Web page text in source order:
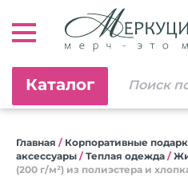
Каталог
Главная / Корпоративные
аксессуары / Теплая одежда /
(200 г/м²) из полиэстера и